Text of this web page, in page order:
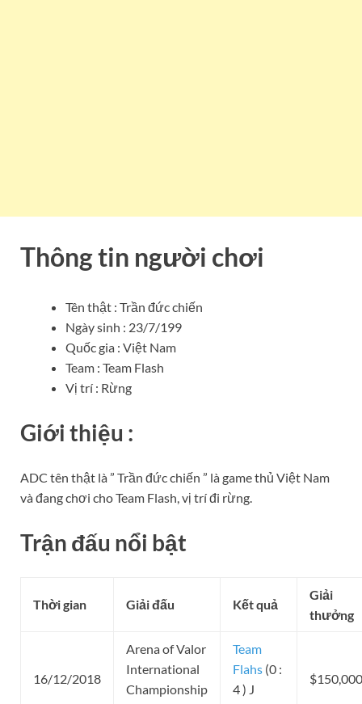
Thông tin người chơi
Tên thật : Trần đức chiến
Ngày sinh : 23/7/199
Quốc gia : Việt Nam
Team : Team Flash
Vị trí : Rừng
Giới thiệu :
ADC tên thật là ” Trần đức chiến ” là game thủ Việt Nam
và đang chơi cho Team Flash, vị trí đi rừng.
Trận đấu nổi bật
Thời gian Giải đấu Kết quả
Giải
thưởng
16/12/2018
Arena of Valor
International
Championship
Team
Flahs (0 :
4 ) J
$150,000